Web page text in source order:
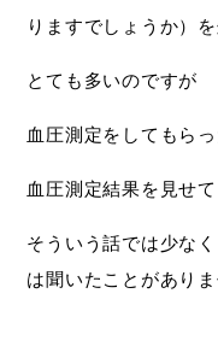
りますでしょうか）
とても多いのですが
血圧測定をしてもら
血圧測定結果を見せ
そういう話では少な
は聞いたことがありま